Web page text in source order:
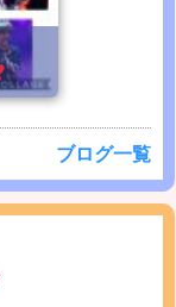
ブログ一覧